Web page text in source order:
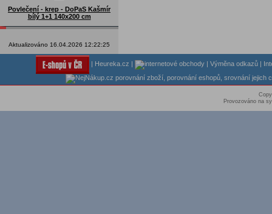
Povlečení - krep - DoPaS Kašmír
bílý 1+1 140x200 cm
Aktualizováno 16.04.2026 12:22:25
Heureka.cz Výměna odkazů
Provozováno na